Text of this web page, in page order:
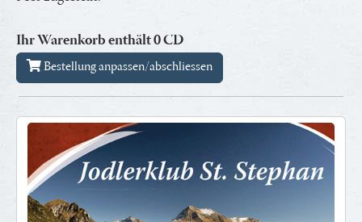
Ihr Warenkorb enthält0CD
Bestellung anpassen/abschliessen